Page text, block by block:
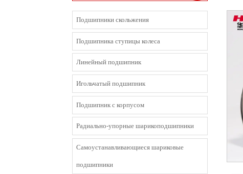
Подшипники скольжения
Подшипника ступицы колеса
Линейный подшипник
Игольчатый подшипник
Подшипник с корпусом
Радиально-упорные шарикоподшипники
Cамоустанавливающиеся шариковые
подшипники